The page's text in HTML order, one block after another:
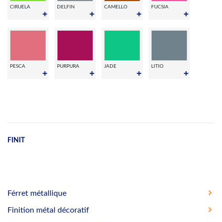
CIRUELA DELFIN CAMELLO FUCSIA
PESCA PURPURA JADE LITIO
FINIT
Férret métallique
Finition métal décoratif